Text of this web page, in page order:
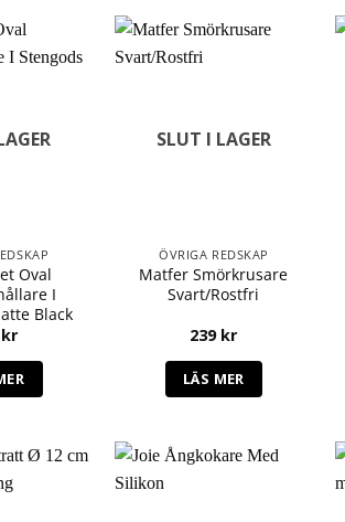
Oval
I
Black
kr
SLUT I LAGER
ÖVRIGA REDSKAP
Matfer Smörkrusare
Svart/Rostfri
239 kr
LÄS MER